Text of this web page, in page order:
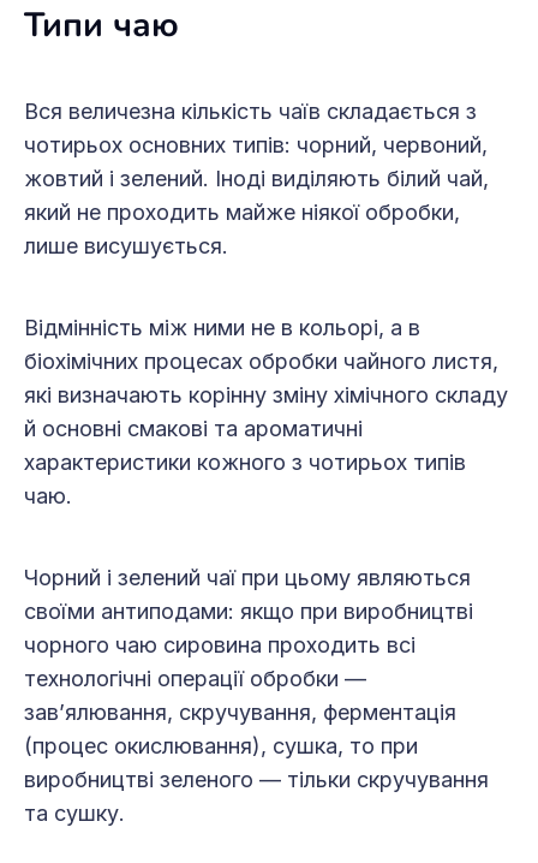
Типи чаю
Вся величезна кількість чаїв складається з
чотирьох основних типів: чорний, червоний,
жовтий і зелений. Іноді виділяють білий чай,
який не проходить майже ніякої обробки,
лише висушується.
Відмінність між ними не в кольорі, а в
біохімічних процесах обробки чайного листя,
які визначають корінну зміну хімічного складу
й основні смакові та ароматичні
характеристики кожного з чотирьох типів
чаю.
Чорний і зелений чаї при цьому являються
своїми антиподами: якщо при виробництві
чорного чаю сировина про­ходить всі
технологічні операції обробки —
зав’ялювання, скручування, ферментація
(процес окислювання), суш­ка, то при
виробництві зеленого — тільки скручування
та сушку.